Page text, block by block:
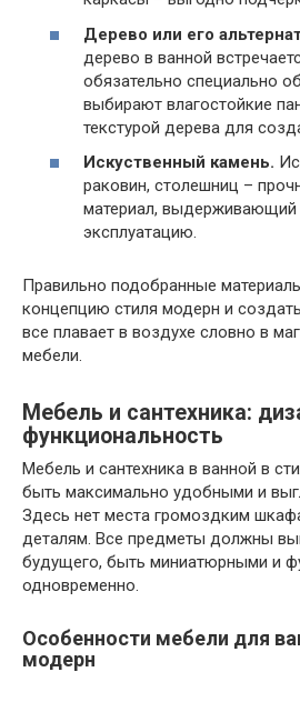
Дерево или его
дерево в ванной
обязательно специально
выбирают влагостойкие
текстурой дерева для
Искуственный камень.
раковин, столешниц –
материал, выдерживающий
эксплуатацию.
Правильно подобранные
концепцию стиля модерн и
все плавает в воздухе словно в
мебели.
Мебель и сантехника:
функциональность
Мебель и сантехника в ванной в
быть максимально удобными и
Здесь нет места громоздким
деталям. Все предметы должны
будущего, быть миниатюрными и
одновременно.
Особенности мебели для
модерн